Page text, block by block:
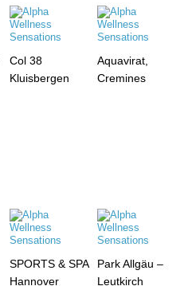
Col 38
Kluisbergen
Aquavirat,
Cremines
SPORTS & SPA
Hannover
Park Allgäu –
Leutkirch